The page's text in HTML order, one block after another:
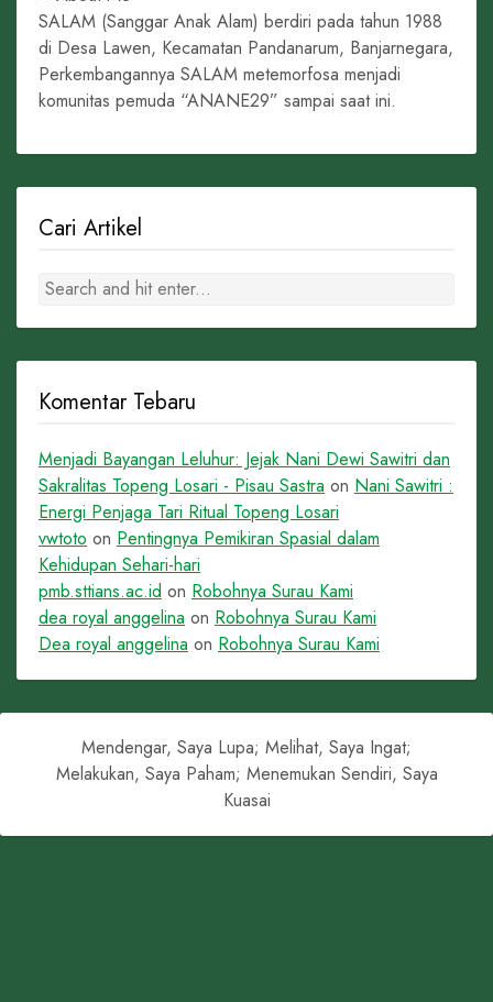
SALAM (Sanggar Anak Alam) berdiri pada tahun 1988
di Desa Lawen, Kecamatan Pandanarum, Banjarnegara,
Perkembangannya SALAM metemorfosa menjadi
komunitas pemuda “ANANE29” sampai saat ini.
Cari Artikel
Komentar Tebaru
Menjadi Bayangan Leluhur: Jejak Nani Dewi Sawitri dan
Sakralitas Topeng Losari - Pisau Sastra on Nani Sawitri :
Energi Penjaga Tari Ritual Topeng Losari
vwtoto on Pentingnya Pemikiran Spasial dalam
Kehidupan Sehari-hari
pmb.sttians.ac.id on Robohnya Surau Kami
dea royal anggelina on Robohnya Surau Kami
Dea royal anggelina on Robohnya Surau Kami
Mendengar, Saya Lupa; Melihat, Saya Ingat;
Melakukan, Saya Paham; Menemukan Sendiri, Saya
Kuasai